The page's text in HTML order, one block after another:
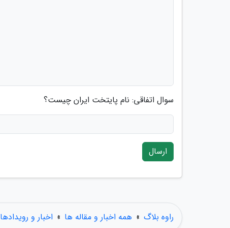
سوال اتفاقی: نام پایتخت ایران چیست؟
ارسال
راوه بلاگ » همه اخبار و مقاله ها » اخبار و رویدادها